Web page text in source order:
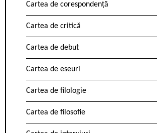
Cartea de corespondență
Cartea de critică
Cartea de debut
Cartea de eseuri
Cartea de filologie
Cartea de filosofie